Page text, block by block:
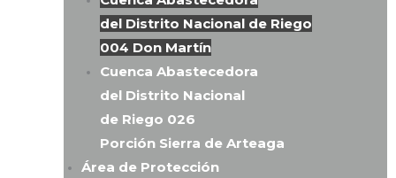
del Distrito Nacional de Riego
004 Don Martín
Cuenca Abastecedora
del Distrito Nacional
de Riego 026
Porción Sierra de Arteaga
Área de Protección